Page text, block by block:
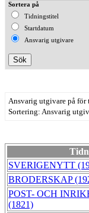
Sortera på
Tidningstitel
Startdatum
Ansvarig utgivare
Ansvarig utgivare på
Sortering: Ansvarig
SVERIGENYTT
BRODERSKAP
POST- OCH
(1821)